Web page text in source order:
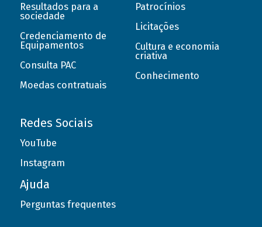
Resultados para a
sociedade
Credenciamento de
Equipamentos
Consulta PAC
Moedas contratuais
Patrocínios
Licitações
Cultura e economia
criativa
Conhecimento
Redes Sociais
YouTube
Instagram
Ajuda
Perguntas frequentes